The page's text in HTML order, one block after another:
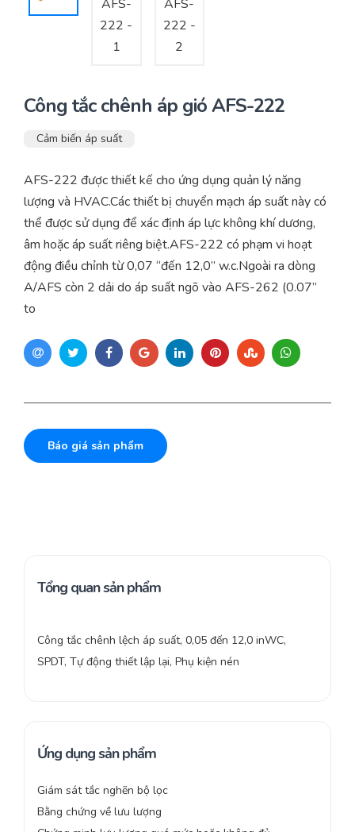
Công tắc chênh áp gió AFS-222
Cảm biến áp suất
AFS-222 được thiết kế cho ứng dụng quản lý năng
lượng và HVAC.Các thiết bị chuyển mạch áp suất này có
thể được sử dụng để xác định áp lực không khí dương,
âm hoặc áp suất riêng biệt.AFS-222 có phạm vi hoạt
động điều chỉnh từ 0,07 “đến 12,0” w.c.Ngoài ra dòng
A/AFS còn 2 dải do áp suất ngõ vào AFS-262 (0.07”
to
Báo giá sản phẩm
Tổng quan sản phẩm
Công tắc chênh lệch áp suất, 0,05 đến 12,0 inWC,
SPDT, Tự động thiết lập lại, Phụ kiện nén
Ứng dụng sản phẩm
Giám sát tắc nghẽn bộ lọc
Bằng chứng về lưu lượng